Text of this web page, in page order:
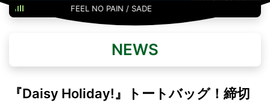
FEEL NO PAIN / SADE
NEWS
『Daisy Holiday!』トートバッグ！締切